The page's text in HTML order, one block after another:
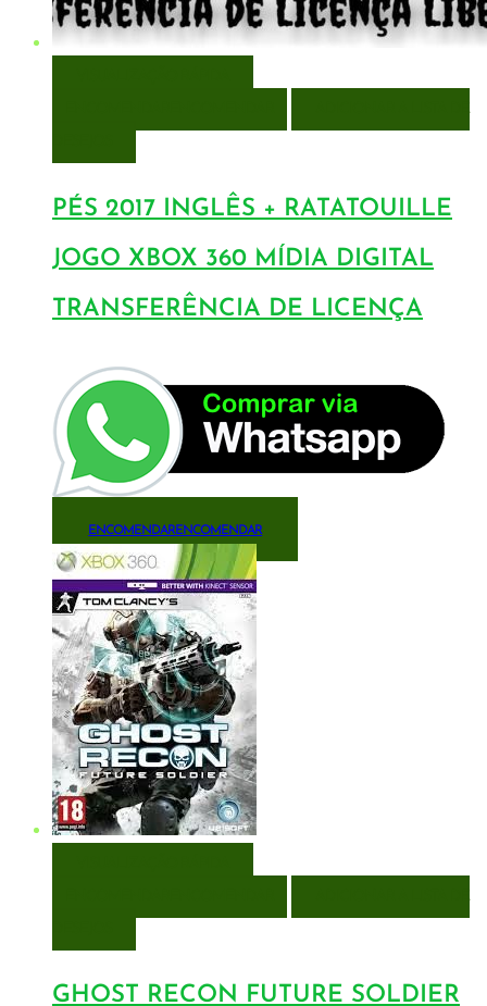
PÉS 2017 INGLÊS + RATATOUILLE
JOGO XBOX 360 MÍDIA DIGITAL
TRANSFERÊNCIA DE LICENÇA
ENCOMENDARENCOMENDAR
GHOST RECON FUTURE SOLDIER